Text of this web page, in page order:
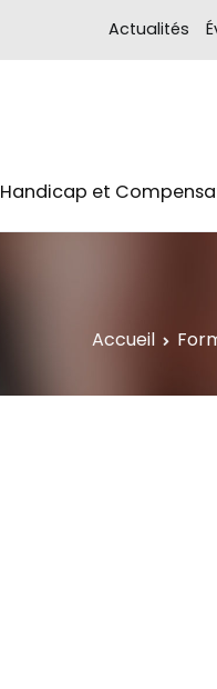
Actualités
Handicap et
Accueil